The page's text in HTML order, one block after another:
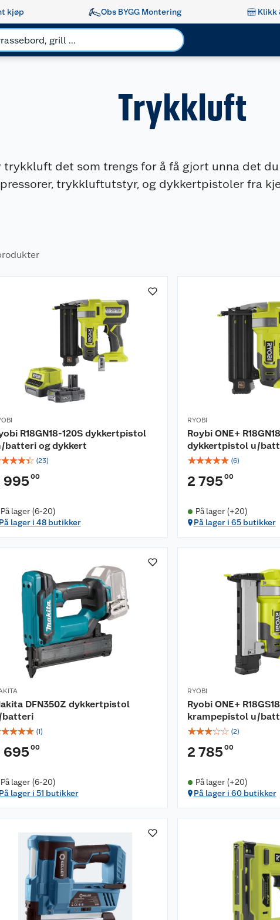
kjøp Obs BYGG Montering Klikk
Trykkluft
trykkluft det som trengs for å få gjort unna det
trykkluftutstyr, og dykkertpistoler fra
R18GN18-120S dykkertpistol
batteri og dykkert
☆☆☆☆ (23)
995 00
På lager (6-20)
På lager i 48 butikker
RYOBI
Roybi ONE+
dykkertpistol u/
☆☆☆☆☆ (6)
2 795 00
På lager (+20)
På lager i 65 butikker
DFN350Z dykkertpistol
batteri
☆☆☆☆ (1)
695 00
På lager (6-20)
På lager i 51 butikker
RYOBI
Ryobi ONE+
krampepistol u/
☆☆☆☆☆ (2)
2 785 00
På lager (+20)
På lager i 60 butikker